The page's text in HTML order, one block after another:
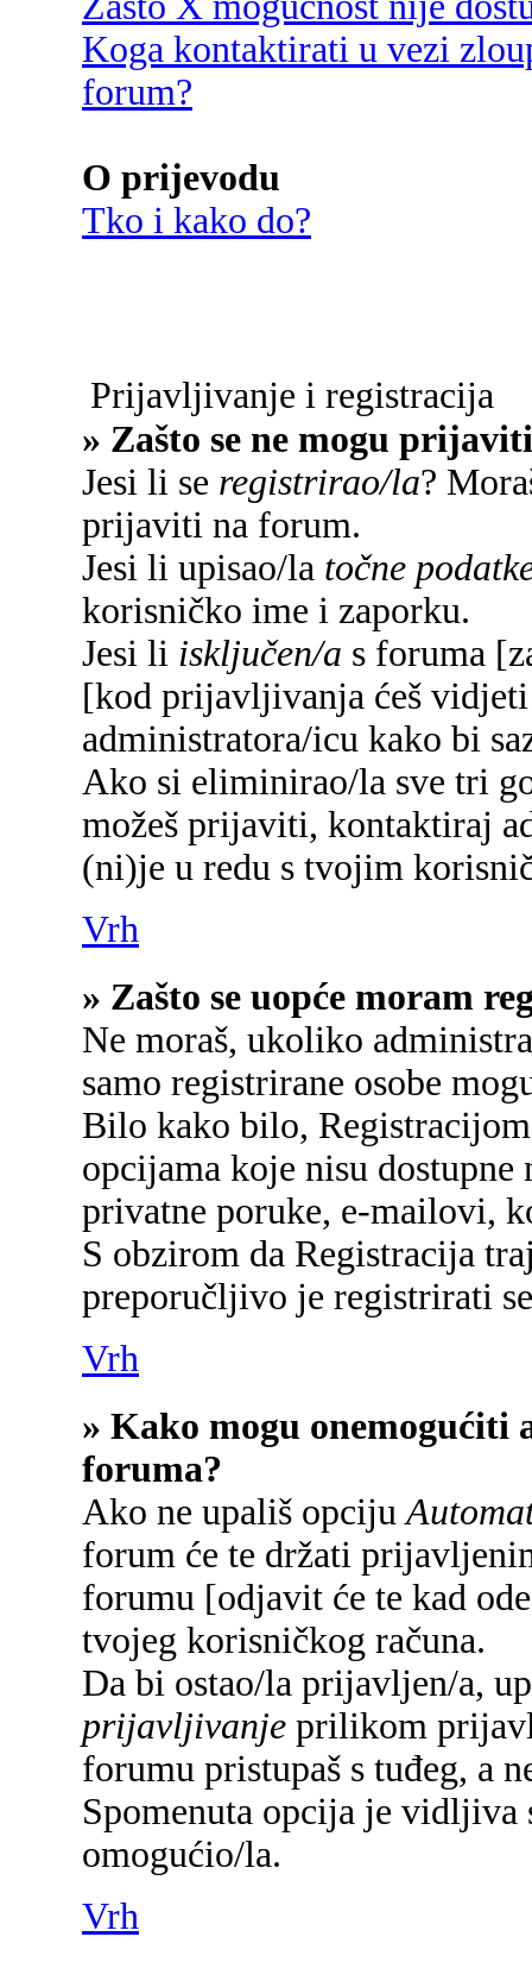
Koga kontaktirati u vezi
forum?
O prijevodu
Tko i kako do?
Prijavljivanje i registracija
» Zašto se ne mogu
Jesi li se registrirao/la?
prijaviti na forum.
Jesi li upisao/la točne
korisničko ime i zaporku.
Jesi li isključen/a s foruma
[kod prijavljivanja ćeš
administratora/icu kako bi
Ako si eliminirao/la sve tri
možeš prijaviti, kontaktiraj
(ni)je u redu s tvojim
Vrh
» Zašto se uopće moram
Ne moraš, ukoliko
samo registrirane osobe
Bilo kako bilo,
opcijama koje nisu
privatne poruke, e-mailovi,
S obzirom da Registracija
preporučljivo je registrirati
Vrh
» Kako mogu onemogućiti
foruma?
Ako ne upališ opciju
forum će te držati
forumu [odjavit će te kad
tvojeg korisničkog računa.
Da bi ostao/la prijavljen/a,
prijavljivanje prilikom
forumu pristupaš s tuđeg, a
Spomenuta opcija je
omogućio/la.
Vrh